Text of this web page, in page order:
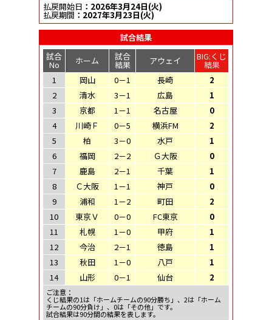
払戻開始日 ：2026年3月24日(火)
払戻期間 ：2027年3月23日(火)
試合結果
試合
No ホーム 試合
結果 アウェイ BIG:くじ
結果
1
岡山 0－1 長崎
2
2
清水 3－1 広島
1
3
京都 1－1 名古屋
0
4
川崎Ｆ 0－5 横浜FM
2
5
柏 3－0 水戸
1
6
福岡 2－2 Ｇ大阪
0
7
鹿島 2－1 千葉
1
8
Ｃ大阪 1－1 神戸
0
9
浦和 1－2 町田
2
10
東京Ｖ 0－0 FC東京
0
11
札幌 1－0 甲府
1
12
今治 2－1 徳島
1
13
秋田 1－0 八戸
1
14
山形 0－1 仙台 2
ご注意：
くじ結果の1は「ホームチームの90分勝ち」、2は「ホーム
チームの90分負け」、0は「その他」です。
試合結果は90分間の結果を表します。